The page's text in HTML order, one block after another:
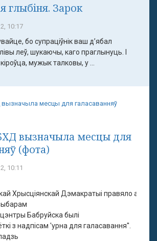
глыбіня. Зарок
10:17
бо супраціўнік ваш д’ябал
леў, шукаючы, каго праглынуць. І
мужык талковы, у ...
вызначыла месцы для
(фота)
10:11
Хрысціянскай Дэмакратыі правяло
Бабруйска былі
з надпісам 'урна для галасавання''.